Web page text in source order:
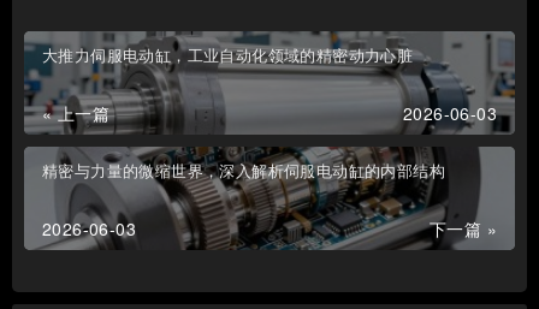
大推力伺服电动缸，工业自动化领域的精密动力心脏
« 上一篇 2026-06-03
精密与力量的微缩世界，深入解析伺服电动缸的内部结构
下一篇 »
2026-06-03